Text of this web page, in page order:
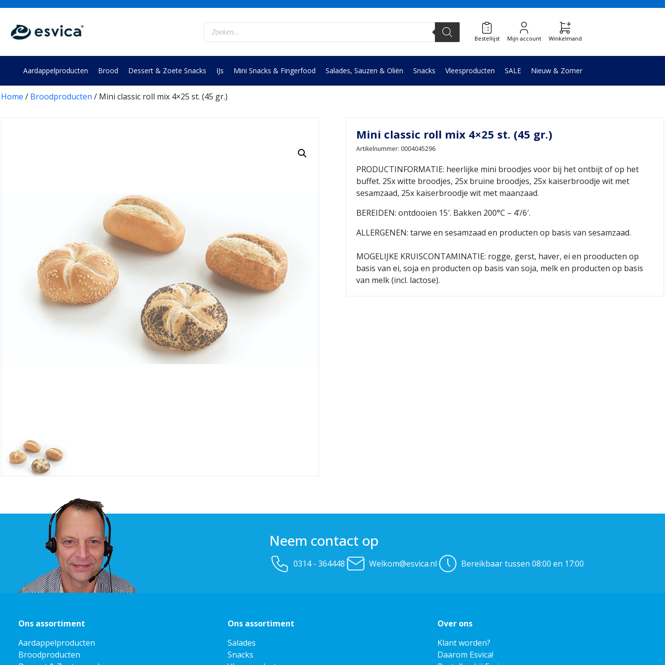
Skip
content
Producten
zoeken Bestellijst Mijn account Winkelmand
Aardappelproducten Brood Dessert & Zoete Snacks IJs Mini Snacks & Fingerfood Salades, Sauzen & Oliën Snacks Vleesproducten SALE Nieuw & Zomer
Home / Broodproducten / Mini classic roll mix 4×25 st. (45 gr.)
Mini classic roll mix 4×25 st. (45 gr.)
Artikelnummer: 0004045296
PRODUCTINFORMATIE: heerlijke mini broodjes voor bij het ontbijt of op het
buffet. 25x witte broodjes, 25x bruine broodjes, 25x kaiserbroodje wit met
sesamzaad, 25x kaiserbroodje wit met maanzaad.
BEREIDEN: ontdooien 15′. Bakken 200°C – 4’/6′.
ALLERGENEN: tarwe en sesamzaad en producten op basis van sesamzaad.
MOGELIJKE KRUISCONTAMINATIE: rogge, gerst, haver, ei en prooducten op
basis van ei, soja en producten op basis van soja, melk en producten op basis
van melk (incl. lactose).
Neem contact op
0314 - 364448 Welkom@esvica.nl Bereikbaar tussen 08:00 en 17:00
Ons assortiment
Aardappelproducten
Broodproducten
Ons assortiment
Salades
Snacks
Over ons
Klant worden?
Daarom Esvica!